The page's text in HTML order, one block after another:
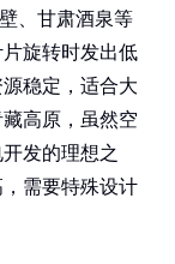
、甘肃酒泉等
旋转时发出低
稳定，适合大
高原，虽然空
发的理想之
需要特殊设计